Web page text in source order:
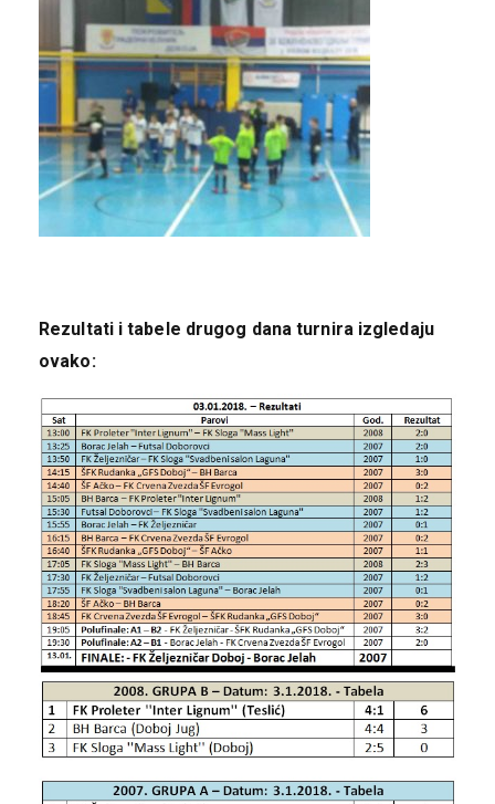
Rezultati i tabele drugog dana turnira izgledaju
ovako: